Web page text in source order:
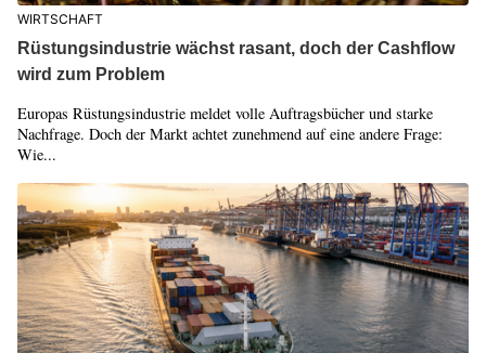
WIRTSCHAFT
Rüstungsindustrie wächst rasant, doch der Cashflow
wird zum Problem
Europas Rüstungsindustrie meldet volle Auftragsbücher und starke
Nachfrage. Doch der Markt achtet zunehmend auf eine andere Frage:
Wie...